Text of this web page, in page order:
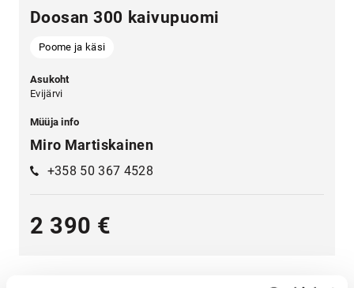
Doosan 300 kaivupuomi
Poome ja käsi
Asukoht
Evijärvi
Müüja info
Miro Martiskainen
+358 50 367 4528
2 390 €